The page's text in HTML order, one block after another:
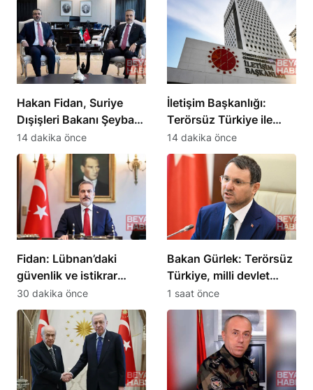
Hakan Fidan, Suriye
Dışişleri Bakanı Şeybani
ile görüştü
14 dakika önce
İletişim Başkanlığı:
Terörsüz Türkiye ile
kazanan 86 milyon
olacak
14 dakika önce
Fidan: Lübnan’daki
güvenlik ve istikrar
kritik önem taşıyor
30 dakika önce
Bakan Gürlek: Terörsüz
Türkiye, milli devlet
politikasıdır
1 saat önce